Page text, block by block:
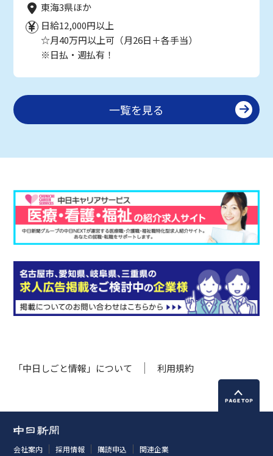
東海3県ほか
日給12,000円以上
☆月40万円以上可（月26日＋各手当）
※日払・週払有！
一覧を見る
「中日しごと情報」について 利用規約
会社案内 採用情報 購読申込 関連企業